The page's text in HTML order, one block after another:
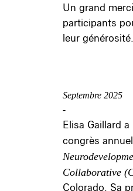
Un grand
participants
leur générosité.
Septembre 2025
-
Elisa Gaillard
congrès
Collaborative
Colorado. Sa